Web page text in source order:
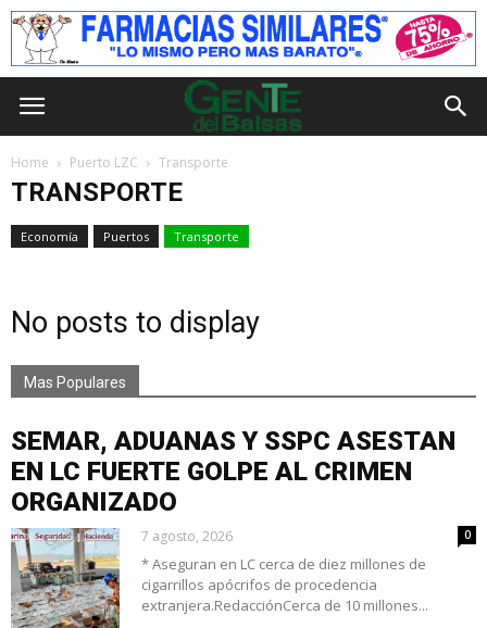
Home Puerto LZC Transporte
TRANSPORTE
Economía Puertos Transporte
No posts to display
Mas Populares
SEMAR, ADUANAS Y SSPC ASESTAN
EN LC FUERTE GOLPE AL CRIMEN
ORGANIZADO
7 agosto, 2026 0
* Aseguran en LC cerca de diez millones de
cigarrillos apócrifos de procedencia
extranjera.RedacciónCerca de 10 millones...